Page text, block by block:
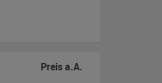
Preis a.A.